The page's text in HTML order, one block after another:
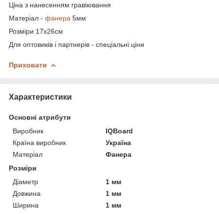
Ціна з нанесенням гравіювання
Матеріал - фанера 5мм
Розміри 17х26см
Для оптовиків і партнерів - спеціальні ціни
Приховати
Характеристики
Основні атрибути
Виробник
IQBoard
Країна виробник
Україна
Матеріал
Фанера
Розміри
Діаметр
1 мм
Довжина
1 мм
Ширина
1 мм